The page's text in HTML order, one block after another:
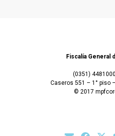
Fiscalía General
(0351)
Caseros 551 – 1° piso
© 2017